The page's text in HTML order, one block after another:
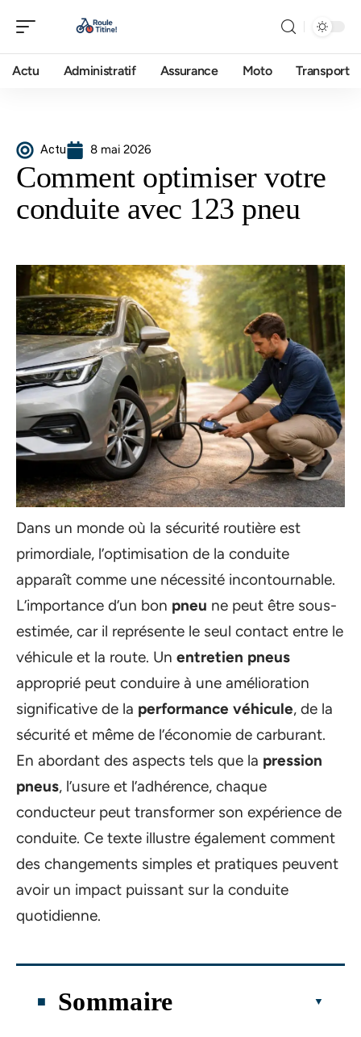
Actu Administratif Assurance Moto Transport
Actu 8 mai 2026
Comment optimiser votre
conduite avec 123 pneu
Dans un monde où la sécurité routière est
primordiale, l’optimisation de la conduite
apparaît comme une nécessité incontournable.
L’importance d’un bon pneu ne peut être sous-
estimée, car il représente le seul contact entre le
véhicule et la route. Un entretien pneus
approprié peut conduire à une amélioration
significative de la performance véhicule, de la
sécurité et même de l’économie de carburant.
En abordant des aspects tels que la pression
pneus, l’usure et l’adhérence, chaque
conducteur peut transformer son expérience de
conduite. Ce texte illustre également comment
des changements simples et pratiques peuvent
avoir un impact puissant sur la conduite
quotidienne.
Sommaire